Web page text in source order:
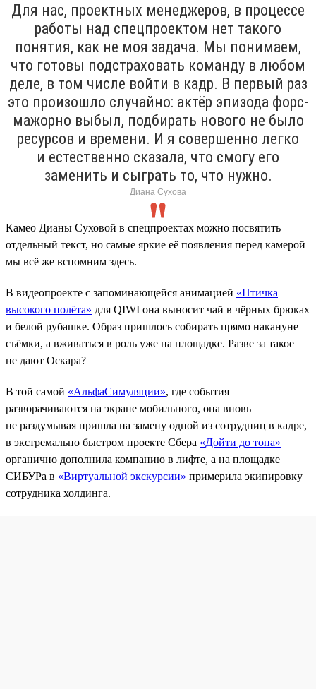
Для нас, проектных менеджеров, в процессе
работы над спецпроектом нет такого
понятия, как не моя задача. Мы понимаем,
что готовы подстраховать команду в любом
деле, в том числе войти в кадр. В первый раз
это произошло случайно: актёр эпизода форс-
мажорно выбыл, подбирать нового не было
ресурсов и времени. И я совершенно легко
и естественно сказала, что смогу его
заменить и сыграть то, что нужно.
Диана Сухова
Камео Дианы Суховой в спецпроектах можно посвятить
отдельный текст, но самые яркие её появления перед камерой
мы всё же вспомним здесь.
В видеопроекте с запоминающейся анимацией «Птичка
высокого полёта» для QIWI она выносит чай в чёрных брюках
и белой рубашке. Образ пришлось собирать прямо накануне
съёмки, а вживаться в роль уже на площадке. Разве за такое
не дают Оскара?
В той самой «АльфаСимуляции», где события
разворачиваются на экране мобильного, она вновь
не раздумывая пришла на замену одной из сотрудниц в кадре,
в экстремально быстром проекте Сбера «Дойти до топа»
органично дополнила компанию в лифте, а на площадке
СИБУРа в «Виртуальной экскурсии» примерила экипировку
сотрудника холдинга.